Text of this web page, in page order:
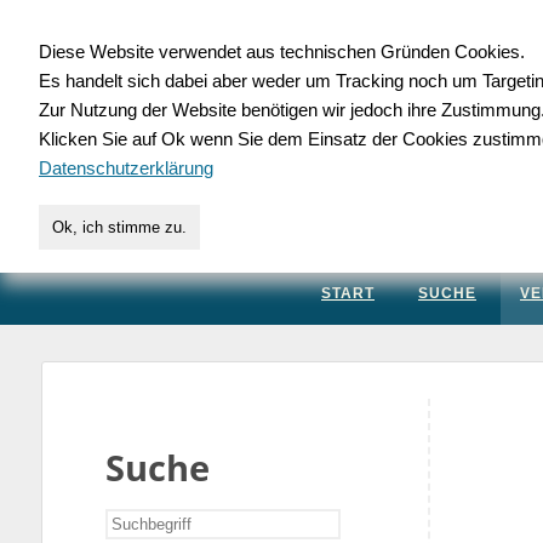
für Handwerk,
START SUCHE
Suche
Diese Website verwendet aus technischen Gründen Cookies.
Es handelt sich dabei aber weder um Tracking noch um
Zur Nutzung der Website benötigen wir jedoch ihre Zustimmung.
Klicken Sie auf Ok wenn Sie dem Einsatz der Cookies
Datenschutzerklärung
Ok, ich stimme zu.